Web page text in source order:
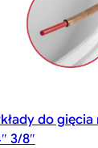
do gięcia
3/8″